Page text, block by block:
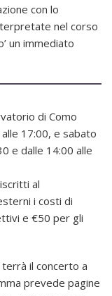
con lo
nel corso
un immediato
di Como
17:00, e sabato
e dalle 14:00 alle
al
i costi di
e €50 per gli
terrà il concerto a
prevede pagine